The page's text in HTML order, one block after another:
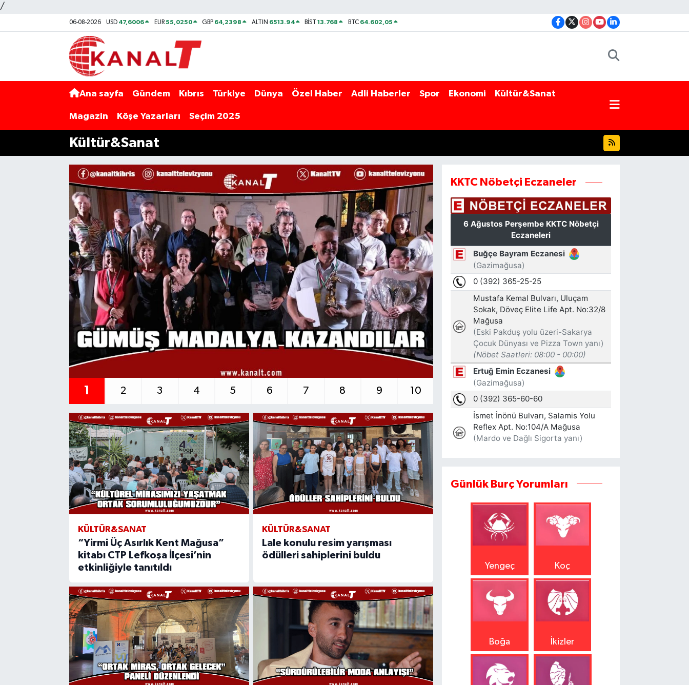
/
06-08-2026 USD 47,6006 EUR55,0250 GBP 64,2398 ALTIN 6513.94 BİST13.768 BTC 64.602,05
Ana sayfa Gündem Kıbrıs Türkiye Dünya Özel Haber Adli Haberler Spor Ekonomi Kültür&Sanat
Magazin Köşe Yazarları Seçim 2025
Kültür&Sanat
1 2 3 4 5 6 7 8 9 10
KÜLTÜR&SANAT
“Yirmi Üç Asırlık Kent Mağusa”
kitabı CTP Lefkoşa İlçesi’nin
etkinliğiyle tanıtıldı
KÜLTÜR&SANAT
Lale konulu resim yarışması
ödülleri sahiplerini buldu
KKTC Nöbetçi Eczaneler
Günlük Burç Yorumları
Yengeç Koç
Boğa İkizler